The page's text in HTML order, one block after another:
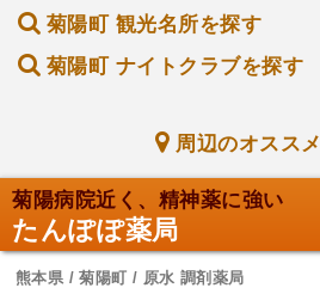
菊陽町 観光名所を探す
菊陽町 ナイトクラブを探す
周辺のオススメ
菊陽病院近く、精神薬に強い
たんぽぽ薬局
熊本県 / 菊陽町 / 原水 調剤薬局